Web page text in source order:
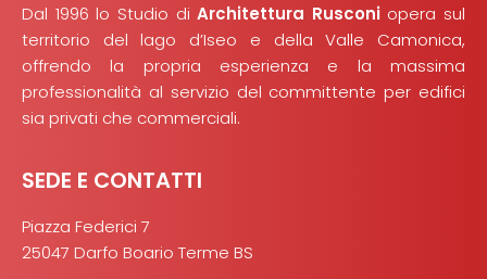
Dal 1996 lo Studio diArchitettura Rusconiopera sul
territorio del lago d’Iseo e della Valle Camonica,
offrendo la propria esperienza e la massima
professionalità al servizio del committente per edifici
sia privati che commerciali.
SEDE E CONTATTI
Piazza Federici 7
25047 Darfo Boario Terme BS